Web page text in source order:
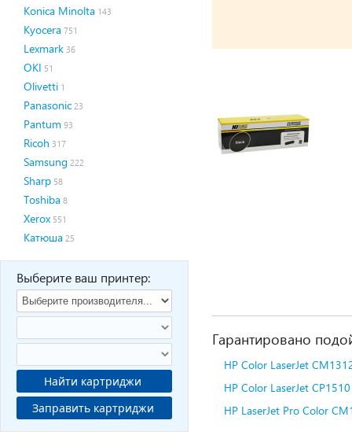
Konica Minolta 143
Kyocera 751
Lexmark 36
OKI 51
Olivetti 1
Panasonic 23
Pantum 93
Ricoh 317
Samsung 222
Sharp 58
Toshiba 8
Xerox 551
Катюша 25
Выберите ваш принтер:
Найти картриджи
Заправить картриджи
Гарантировано
HP Color LaserJet
HP Color LaserJet CP1510
HP LaserJet Pro Color